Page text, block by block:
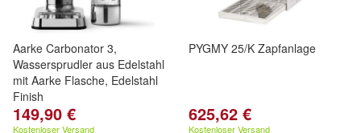
Aarke Carbonator 3,
Wassersprudler aus Edelstahl
mit Aarke Flasche, Edelstahl
Finish
149,90 €
Kostenloser Versand
PYGMY 25/K Zapfanlage
625,62 €
Kostenloser Versand